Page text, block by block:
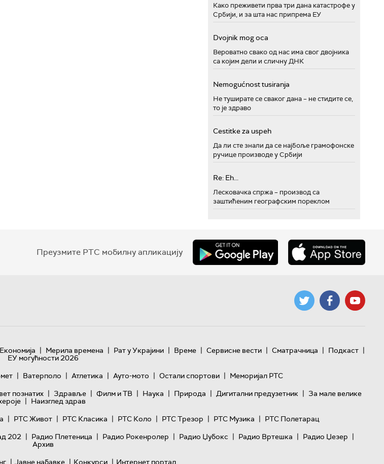
Како преживети прва три дана катастрофе у
Србији, и за шта нас припрема ЕУ
Dvojnik mog oca
Вероватно свако од нас има свог двојника
са којим дели и сличну ДНК
Nemogućnost tusiranja
Не туширате се сваког дана – не стидите се,
то је здраво
Cestitke za uspeh
Да ли сте знали да се најбоље грамофонске
ручице производе у Србији
Re: Eh...
Лесковачка спржа – производ са
заштићеним географским пореклом
Преузмите РТС мобилну апликацију
Економија | Мерила времена | Рат у Украјини | Време | Сервисне вести | Сматрачница | Подкаст |
ЕУ могућности 2026
| Ватерполо | Атлетика | Ауто-мото | Остали спортови | Меморијал РТС
познатих | Здравље | Филм и ТВ | Наука | Природа | Дигитални предузетник | За мале велике
| Наизглед здрав
| РТС Живот | РТС Класика | РТС Коло | РТС Трезор | РТС Музика | РТС Полетарац
202 | Радио Плетеница | Радио Рокенролер | Радио Џубокс | Радио Вртешка | Радио Џезер |
Архив
| Јавне набавке | Конкурси | Интернет портал